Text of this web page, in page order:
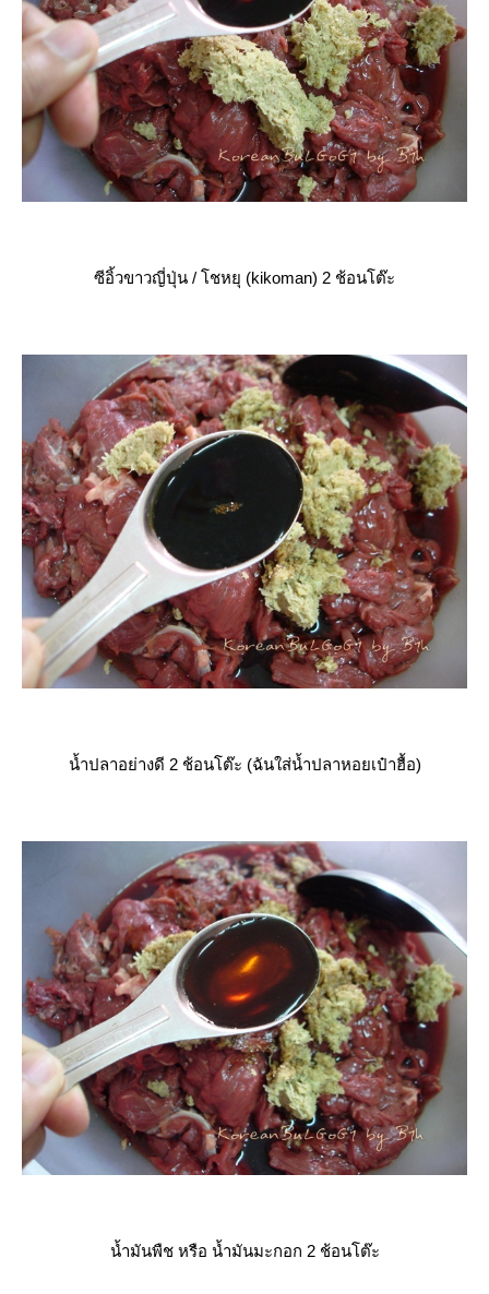
ซีอิ้วขาวญี่ปุ่น / โชหยุ (kikoman) 2 ช้อนโต๊ะ
น้ำปลาอย่างดี 2 ช้อนโต๊ะ (ฉันใส่น้ำปลาหอยเป๋าฮื้อ)
น้ำมันพืช หรือ น้ำมันมะกอก 2 ช้อนโต๊ะ